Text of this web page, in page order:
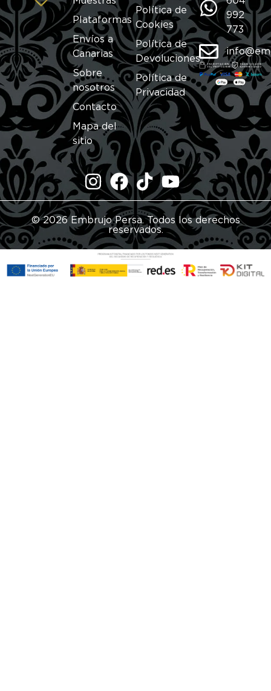
Plataformas
Envíos a
Canarias
Sobre
nosotros
Contacto
Mapa del
sitio
Política de
Cookies
Política de
Devoluciones
Política de
Privacidad
992
773
© 2026 Embrujo Persa. Todos los derechos
reservados.